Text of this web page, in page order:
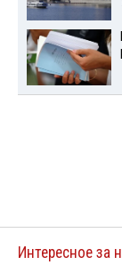
Интересное за